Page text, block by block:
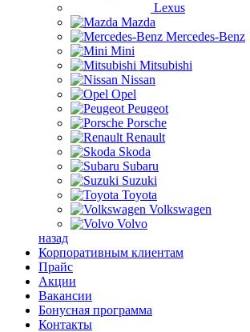
Lexus
Mazda
Mercedes-Benz
Mini
Mitsubishi
Nissan
Opel
Peugeot
Porsche
Renault
Skoda
Subaru
Suzuki
Toyota
Volkswagen
Volvo
назад
Корпоративным клиентам
Прайс
Акции
Вакансии
Бонусная программа
Контакты